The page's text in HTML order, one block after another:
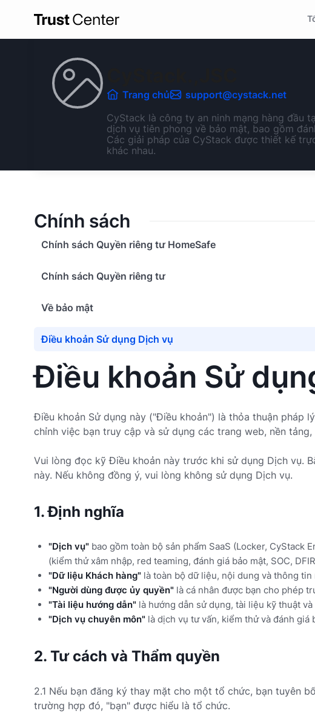
Trang chủ
support@cystack.net
CyStack là công ty an ninh mạng hàng đầu
dịch vụ tiên phong về bảo mật, bao gồm
Các giải pháp của CyStack được thiết kế
khác nhau.
Chính sách
Chính sách Quyền riêng tư HomeSafe
Chính sách Quyền riêng tư
Về bảo mật
Điều khoản Sử dụng Dịch vụ
Điều khoản Sử
Điều khoản Sử dụng này ("Điều khoản") là thỏa thuận pháp
chỉnh việc bạn truy cập và sử dụng các trang web, nền
Vui lòng đọc kỹ Điều khoản này trước khi sử dụng Dịch vụ.
này. Nếu không đồng ý, vui lòng không sử dụng Dịch vụ.
1. Định nghĩa
"Dịch vụ" bao gồm toàn bộ sản phẩm SaaS (Locker, CyStack
(kiểm thử xâm nhập, red teaming, đánh giá bảo mật, SOC,
"Dữ liệu Khách hàng" là toàn bộ dữ liệu, nội dung và thông
"Người dùng được ủy quyền" là cá nhân được bạn cho phép
"Tài liệu hướng dẫn" là hướng dẫn sử dụng, tài liệu kỹ thuật
"Dịch vụ chuyên môn" là dịch vụ tư vấn, kiểm thử và đánh
2. Tư cách và Thẩm quyền
2.1 Nếu bạn đăng ký thay mặt cho một tổ chức, bạn tuyên
trường hợp đó, "bạn" được hiểu là tổ chức.